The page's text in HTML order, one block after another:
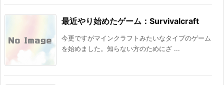
最近やり始めたゲーム：Survivalcraft
今更ですがマインクラフトみたいなタイプのゲーム
を始めました。知らない方のためにざ ...